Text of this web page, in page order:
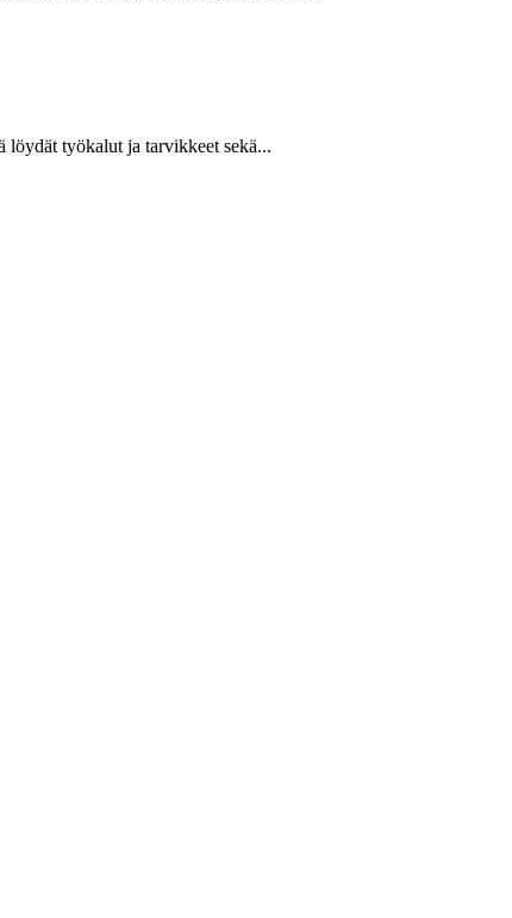
löydät työkalut ja tarvikkeet sekä...